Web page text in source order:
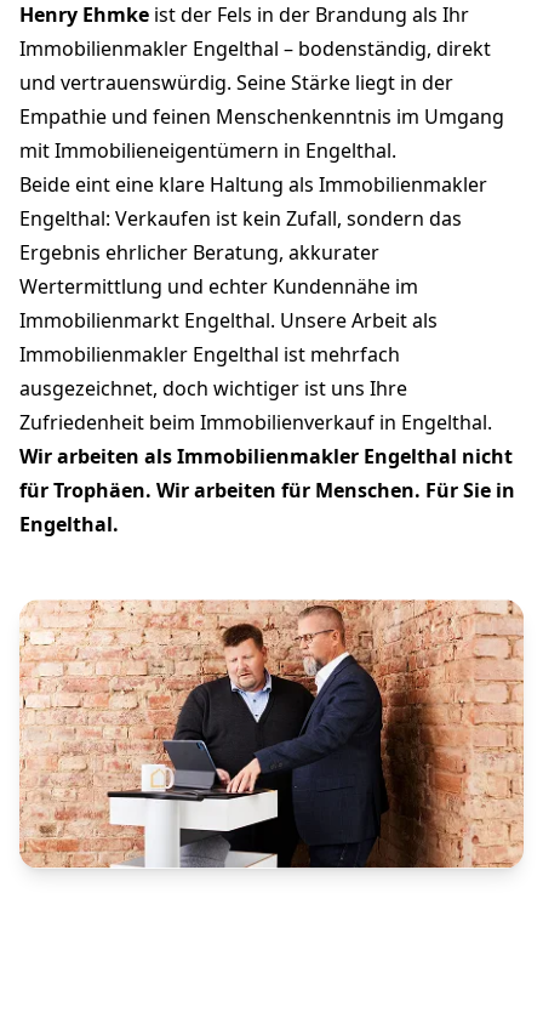
Henry Ehmke ist der Fels in der Brandung als Ihr
Immobilienmakler Engelthal – bodenständig, direkt
und vertrauenswürdig. Seine Stärke liegt in der
Empathie und feinen Menschenkenntnis im Umgang
mit Immobilieneigentümern in Engelthal.
Beide eint eine klare Haltung als Immobilienmakler
Engelthal: Verkaufen ist kein Zufall, sondern das
Ergebnis ehrlicher Beratung, akkurater
Wertermittlung und echter Kundennähe im
Immobilienmarkt Engelthal. Unsere Arbeit als
Immobilienmakler Engelthal ist mehrfach
ausgezeichnet, doch wichtiger ist uns Ihre
Zufriedenheit beim Immobilienverkauf in Engelthal.
Wir arbeiten als Immobilienmakler Engelthal nicht
für Trophäen. Wir arbeiten für Menschen. Für Sie in
Engelthal.